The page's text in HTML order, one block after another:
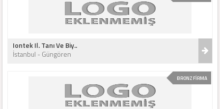
Iontek Il. Tanı Ve Biy..
İstanbul - Güngören
BRONZ FİRMA